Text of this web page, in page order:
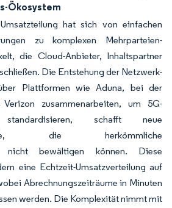
Ökosystem
hat sich von einfachen
zu komplexen Mehrparteien-
die Cloud-Anbieter, Inhaltspartner
Die Entstehung der Netzwerk-
Plattformen wie Aduna, bei der
zusammenarbeiten, um 5G-
schafft neue
die herkömmliche
nicht bewältigen können. Diese
eine Echtzeit-Umsatzverteilung auf
Abrechnungszeiträume in Minuten
werden. Die Komplexität nimmt mit